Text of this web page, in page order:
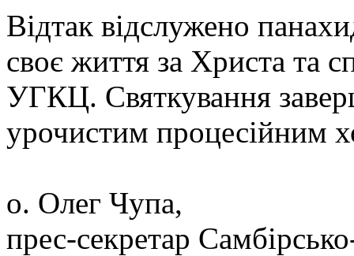
Відтак відслужено
своє життя за Христа та
УГКЦ. Святкування
урочистим процесійним
о. Олег Чупа,
прес-секретар